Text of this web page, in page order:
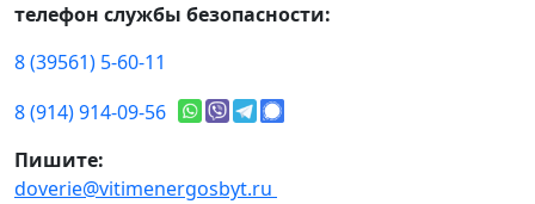
телефон службы безопасности:
8 (39561) 5-60-11
8 (914) 914-09-56
Пишите:
doverie@vitimenergosbyt.ru